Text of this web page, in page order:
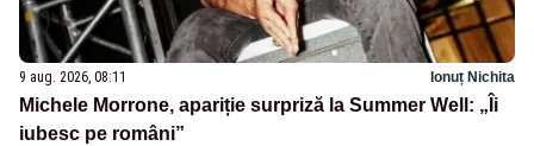
9 aug. 2026, 08:11 Ionuț Nichita
Michele Morrone, apariție surpriză la Summer Well: „Îi
iubesc pe români”